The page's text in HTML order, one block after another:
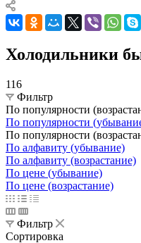
Холодильники
116
Фильтр
По популярности
По популярности
По популярности
По алфавиту (убывание)
По алфавиту (возрастание)
По цене (убывание)
По цене (возрастание)
Фильтр
Сортировка